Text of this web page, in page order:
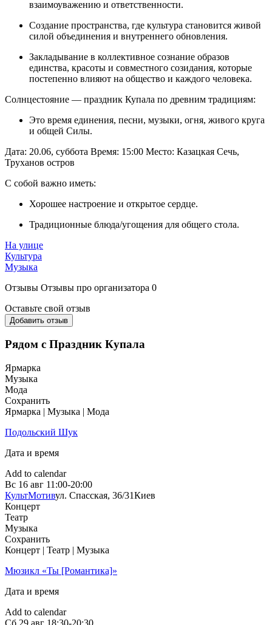
взаимоуважению и ответственности.
Создание пространства, где культура становится живой
силой объединения и внутреннего обновления.
Закладывание в коллективное сознание образов
единства, красоты и совместного созидания, которые
постепенно влияют на общество и каждого человека.
Солнцестояние — праздник Купала по древним традициям:
Это время единения, песни, музыки, огня, живого круга
и общей Силы.
Дата: 20.06, суббота Время: 15:00 Место: Казацкая Сечь,
Труханов остров
С собой важно иметь:
Хорошее настроение и открытое сердце.
Традиционные блюда/угощения для общего стола.
На улице
Культура
Музыка
Отзывы Отзывы про организатора 0
Оставьте свой отзыв
Добавить отзыв
Рядом с Праздник Купала
Ярмарка
Музыка
Мода
Сохранить
Ярмарка | Музыка | Мода
Подольский Шук
Дата и время
Add to calendar
Вс 16 авг 11:00-20:00
КультМотивул. Спасская, 36/31Киев
Концерт
Театр
Музыка
Сохранить
Концерт | Театр | Музыка
Мюзикл «Ты [Романтика]»
Дата и время
Add to calendar